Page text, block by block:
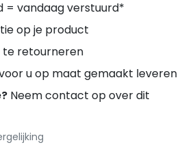
= vandaag verstuurd*
op je product
te retourneren
u op maat gemaakt leveren
Neem contact op over dit